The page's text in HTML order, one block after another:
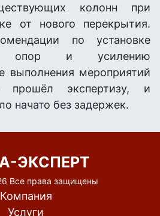
колонн при
от нового перекрытия.
по установке
опор и усилению
выполнения мероприятий
прошёл экспертизу, и
начато без задержек.
ЭКСПЕРТ
Все права защищены
Компания
Услуги